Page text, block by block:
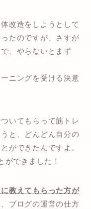
改造をしようとして
たのですが、さすが
、やらないとまず
ニングを受ける決意
いてもらって筋トレ
と、どんどん自分の
ができたんですよ。
ができました！
教えてもらった方が
ブログの運営の仕方